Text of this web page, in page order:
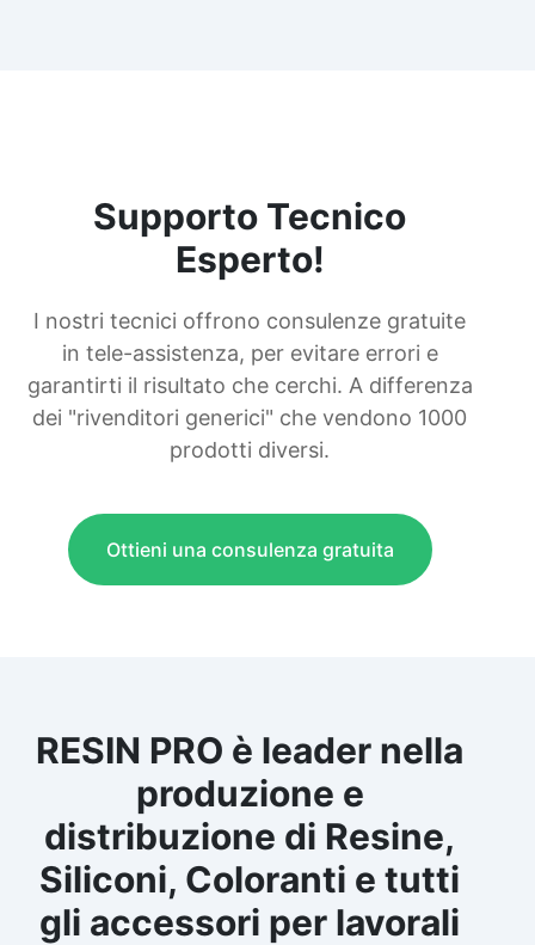
Supporto Tecnico
Esperto!
I nostri tecnici offrono consulenze gratuite
in tele-assistenza, per evitare errori e
garantirti il risultato che cerchi. A differenza
dei "rivenditori generici" che vendono 1000
prodotti diversi.
Ottieni una consulenza gratuita
RESIN PRO è leader nella
produzione e
distribuzione di Resine,
Siliconi, Coloranti e tutti
gli accessori per lavorali